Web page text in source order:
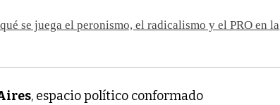
se juega el peronismo, el radicalismo y el PRO en la
, espacio político conformado